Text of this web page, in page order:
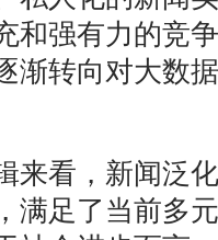
和强有力的竞
渐转向对大数
看，新闻泛化
满足了当前多